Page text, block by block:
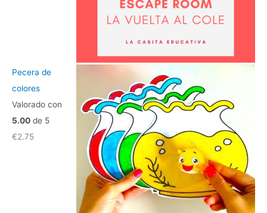
Pecera de
colores
Valorado con
5.00 de 5
€2.75